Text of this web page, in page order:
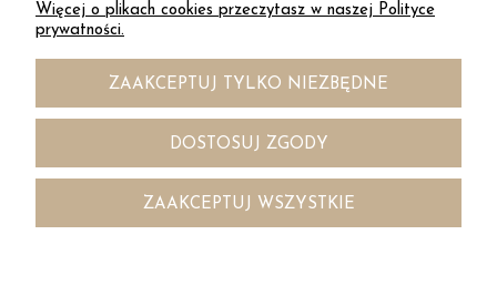
KONTAKT
INFORMACJE
DOSTAWA
  
Więcej o plikach cookies przeczytasz w naszej Polityce
prywatności.
ZAAKCEPTUJ TYLKO NIEZBĘDNE
DOSTOSUJ ZGODY
ZAAKCEPTUJ WSZYSTKIE